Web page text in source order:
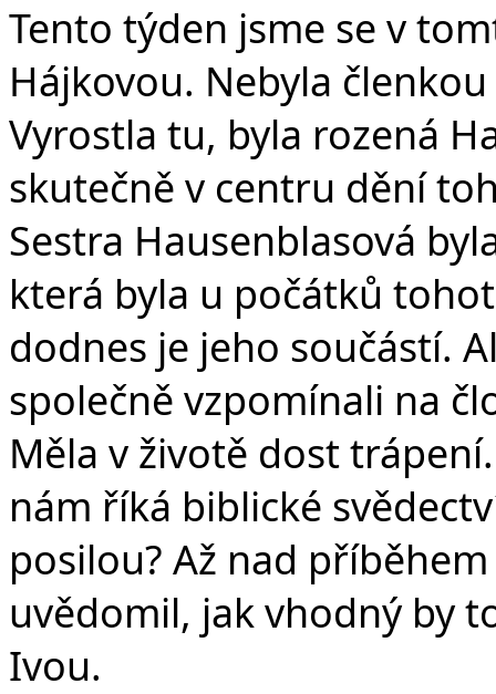
Tento týden jsme se v
Hájkovou. Nebyla
Vyrostla tu, byla rozená
skutečně v centru dění
Sestra Hausenblasová
která byla u počátků
dodnes je jeho součástí.
společně vzpomínali na
Měla v životě dost
nám říká biblické
posilou? Až nad
uvědomil, jak vhodný by
Ivou.